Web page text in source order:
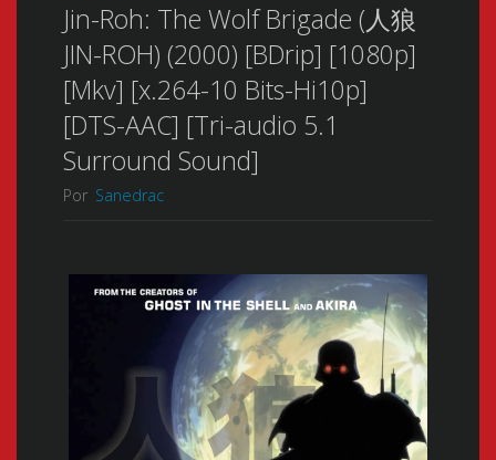
Jin-Roh: The Wolf Brigade (人狼
JIN-ROH) (2000) [BDrip] [1080p]
[Mkv] [x.264-10 Bits-Hi10p]
[DTS-AAC] [Tri-audio 5.1
Surround Sound]
Por Sanedrac